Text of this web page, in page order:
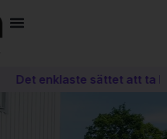
Det enklaste sättet att ta